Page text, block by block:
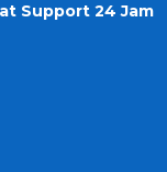
Support 24 Jam